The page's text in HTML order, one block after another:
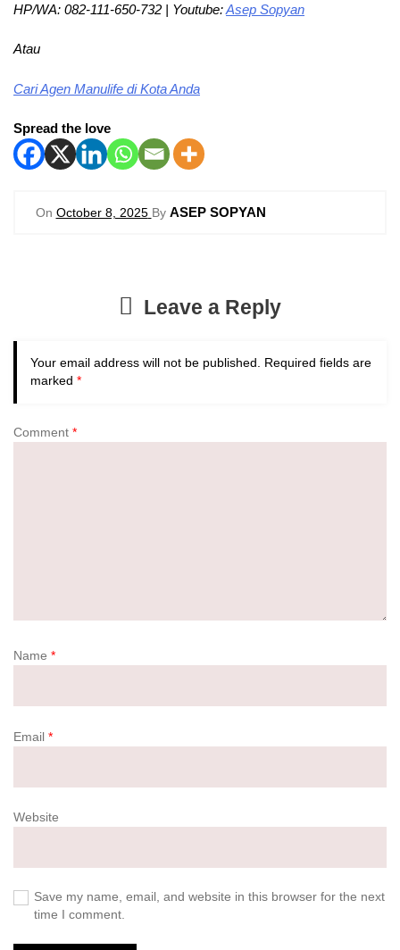
HP/WA: 082-111-650-732 | Youtube:Asep Sopyan
Atau
Cari Agen Manulife di Kota Anda
Spread the love
On October 8, 2025 By ASEP SOPYAN
Leave a Reply
Your email address will not be published. Required fields are
marked *
Comment *
Name *
Email *
Website
Save my name, email, and website in this browser for the next
time I comment.